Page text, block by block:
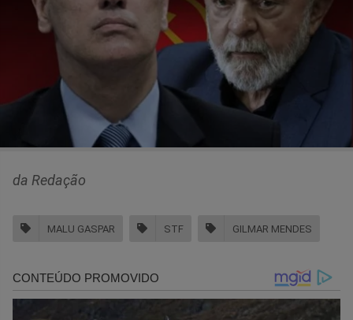
da Redação
MALU GASPAR STF GILMAR MENDES